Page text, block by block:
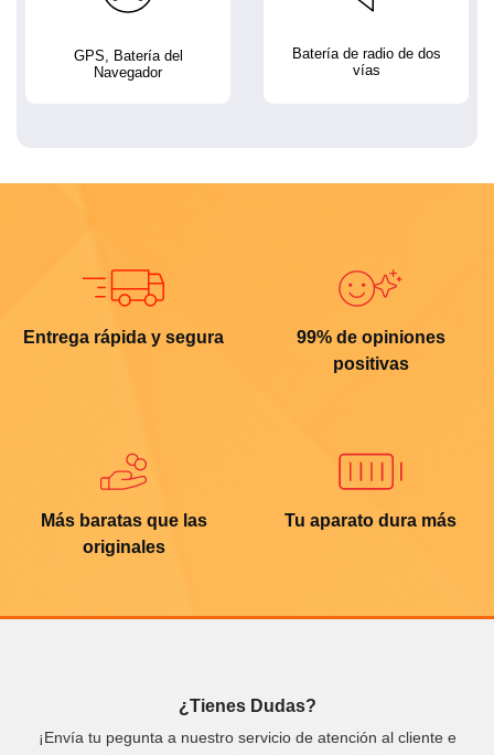
GPS, Batería del
Navegador
Batería de radio de dos
vías
Entrega rápida y segura
99% de opiniones
positivas
Más baratas que las
originales
Tu aparato dura más
¿Tienes Dudas?
¡Envía tu pegunta a nuestro servicio de atención al cliente e